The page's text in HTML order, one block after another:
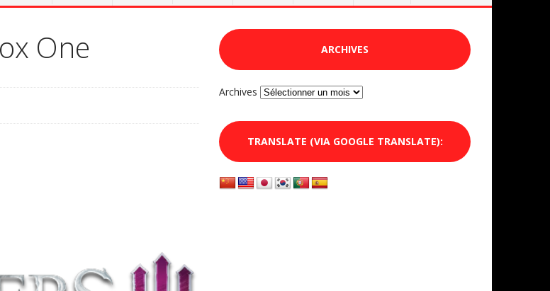
One ARCHIVES
Archives
TRANSLATE (VIA GOOGLE TRANSLATE):